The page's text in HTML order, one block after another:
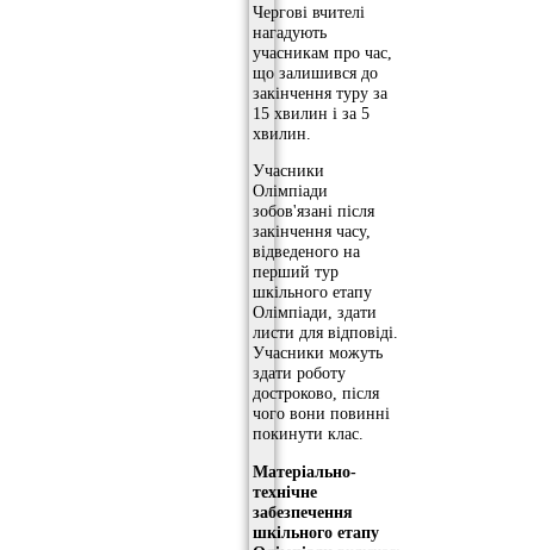
Чергові вчителі
нагадують
учасникам про час,
що залишився до
закінчення туру за
15 хвилин і за 5
хвилин.
Учасники
Олімпіади
зобов'язані після
закінчення часу,
відведеного на
перший тур
шкільного етапу
Олімпіади, здати
листи для відповіді.
Учасники можуть
здати роботу
достроково, після
чого вони повинні
покинути клас.
Матеріально-
технічне
забезпечення
шкільного етапу